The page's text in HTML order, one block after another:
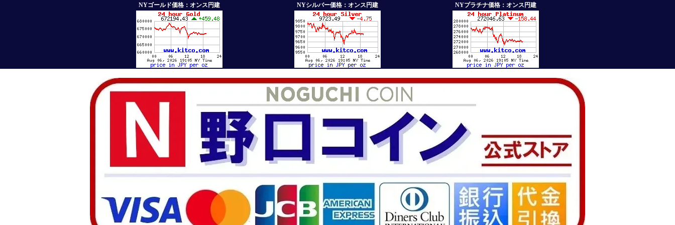
NYゴールド価格：オンス円建 NYシルバー価格：オンス円建 NYプラチナ価格：オンス円建